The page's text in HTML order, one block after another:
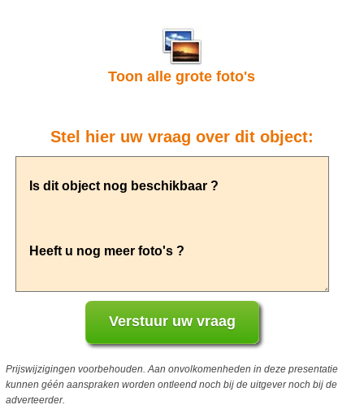
Toon alle grote foto's
Stel hier uw vraag over dit object:
Prijswijzigingen voorbehouden. Aan onvolkomenheden in deze presentatie
kunnen géén aanspraken worden ontleend noch bij de uitgever noch bij de
adverteerder.